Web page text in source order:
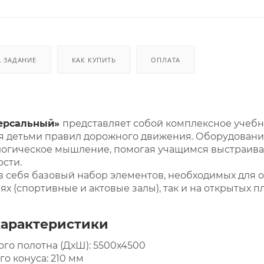
ЗАДАНИЕ КАК КУПИТЬ ОПЛАТА
представляет собой комплексное
детьми правил дорожного движения.
мышление, помогая учащимся
себя базовый набор элементов, необходимых для
(спортивные и актовые залы), так и на открытых
полотна (ДхШ): 5500х4500
конуса: 210 мм